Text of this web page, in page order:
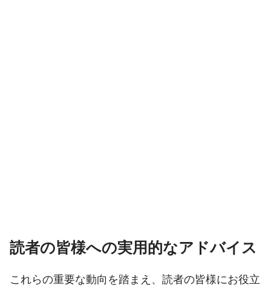
読者の皆様への実用的なアドバイス
これらの重要な動向を踏まえ、読者の皆様にお役立